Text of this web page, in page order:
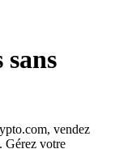
sans
vendez
Gérez votre